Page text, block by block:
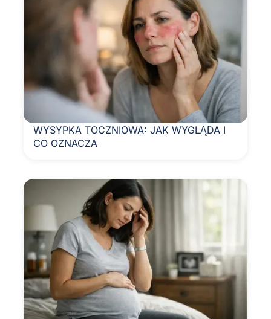
WYSYPKA TOCZNIOWA: JAK WYGLĄDA I
CO OZNACZA